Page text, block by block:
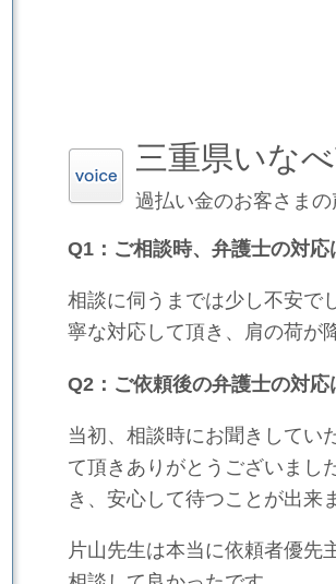
三重県いな
過払い金のお客さまの
Q1：ご相談時、弁護士の対応
相談に伺うまでは少し不安で
寧な対応して頂き、 肩の荷が
Q2：ご依頼後の弁護士の対応
当初、相談時にお聞きしてい
て頂きありがとうございまし
き、安心して待つことが出来
片山先生は本当に依頼者優先